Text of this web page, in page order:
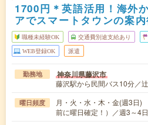
1700円＊英語活用！海外
アでスマートタウンの案内
職種未経験OK 交通費別途支給あり
WEB登録OK 派遣
勤務地 神奈川県藤沢市
藤沢駅から民間バス10分／
曜日頻度
月・火・水・木・金(週3日
前に曜日確定！）／週3～4